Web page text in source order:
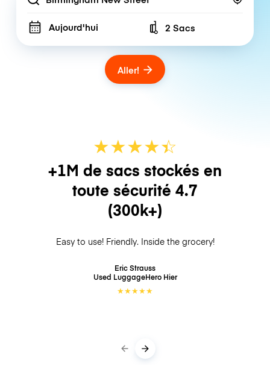
Location
Aujourd'hui Number of bags
2 Sacs
Aller!
★★★★☆
★
+1M de sacs stockés en
toute sécurité 4.7
(300k+)
Easy to use! Friendly. Inside the grocery!
Eric Strauss
Used LuggageHero Hier
★★★★★